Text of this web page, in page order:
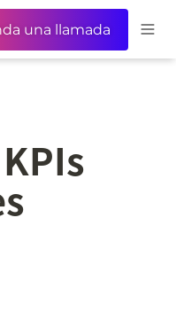
una llamada